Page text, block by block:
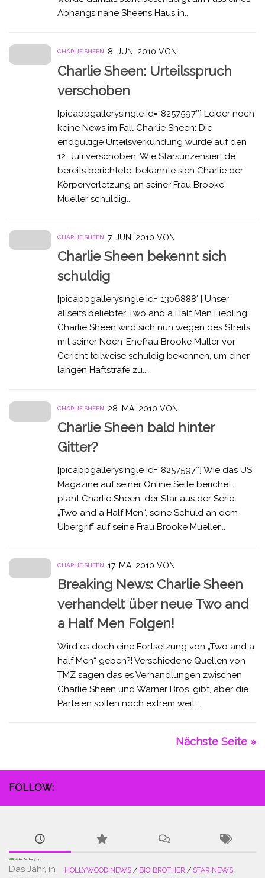
Abhangs nahe Sheens Haus in...
CHARLIE SHEEN 8. JUNI 2010 VON
Charlie Sheen: Urteilsspruch
verschoben
[picappgallerysingle id=“8257597″] Leider noch
keine News im Fall Charlie Sheen: Die
endgültige Urteilsverkündung wurde auf den
12. Juli verschoben. Wie Starsunzensiert.de
bereits berichtete, bekannte sich Charlie der
Körperverletzung an seiner Frau Brooke
Mueller schuldig...
CHARLIE SHEEN 7. JUNI 2010 VON
Charlie Sheen bekennt sich
schuldig
[picappgallerysingle id=“1306888″] Unser
allseits beliebter Two and a Half Men Liebling
Charlie Sheen wird sich nun wegen des Streits
mit seiner Noch-Ehefrau Brooke Muller vor
Gericht teilweise schuldig bekennen, um einer
langen Haftstrafe zu...
CHARLIE SHEEN 28. MAI 2010 VON
Charlie Sheen bald hinter
Gitter?
[picappgallerysingle id=“8257597″] Wie das US
Magazine auf seiner Online Seite berichet,
plant Charlie Sheen, der Star aus der Serie
„Two and a Half Men“, seine Schuld an dem
Übergriff auf seine Frau Brooke Mueller...
CHARLIE SHEEN 17. MAI 2010 VON
Breaking News: Charlie Sheen
verhandelt über neue Two and
a Half Men Folgen!
Wird es doch eine Fortsetzung von „Two and a
half Men“ geben?! Verschiedene Quellen von
TMZ sagen das es Verhandlungen zwischen
Charlie Sheen und Warner Bros. gibt, aber die
Parteien sollen noch extrem weit...
Nächste Seite »
FOLLOW:
HOLLYWOOD NEWS / BIG BROTHER / STAR NEWS